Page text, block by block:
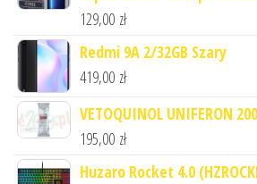
129,00 zł
Redmi 9A 2/32GB Szary
419,00 zł
VETOQUINOL UNIFERON
195,00 zł
Huzaro Rocket 4.0